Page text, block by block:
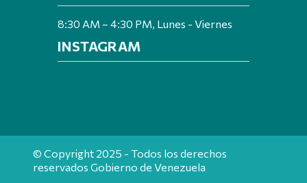
8:30 AM – 4:30 PM, Lunes - Viernes
INSTAGRAM
© Copyright 2025 - Todos los derechos
reservados Gobierno de Venezuela